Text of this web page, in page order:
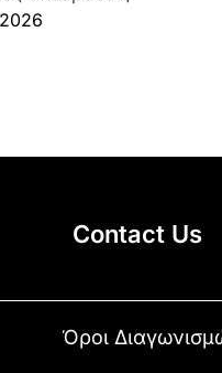
Contact Us
Όροι